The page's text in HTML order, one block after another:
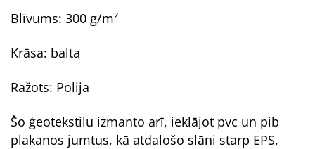
Blīvums: 300 g/m²
Krāsa: balta
Ražots: Polija
Šo ģeotekstilu izmanto arī, ieklājot pvc un pib
plakanos jumtus, kā atdalošo slāni starp EPS,